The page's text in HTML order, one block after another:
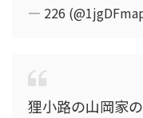
— 226
狸小路の山岡家